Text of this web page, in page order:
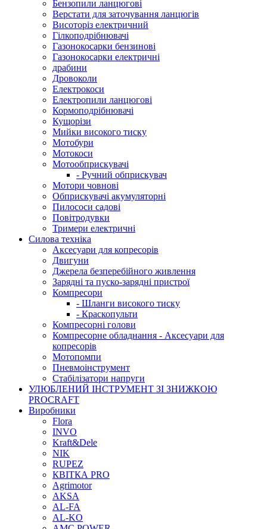
Бензопили ланцюгові
Верстати для заточування ланцюгів
Висоторіз електричний
Гілкоподрібнювачі
Газонокосарки бензинові
Газонокосарки електричні
драбини
Дровоколи
Електрокоси
Електропили ланцюгові
Кормоподрібнювачі
Кущорізи
Мийки високого тиску
Мотобури
Мотокоси
Мотообприскувачі
- Ручний обприскувач
Мотори човнові
Обприскувачі акумуляторні
Пилососи садові
Повітродувки
Тримери електричні
Силова техніка
Аксесуари для копресорів
Двигуни
Джерела безперебійного живлення
Зарядні та пуско-зарядні пристрої
Компресори
- Шланги високого тиску
- Краскопульти
Компресорні голови
Компресорне обладнання - Аксесуари для
копресорів
Мотопомпи
Пневмоінструмент
Стабілізатори напруги
УЛЮБЛЕНИЙ ІНСТРУМЕНТ ЗІ ЗНИЖКОЮ
PROCRAFT
Виробники
Flora
INVO
Kraft&Dele
NIK
RUPEZ
КВІТКА PRO
Agrimotor
AKSA
AL-FA
AL-KO